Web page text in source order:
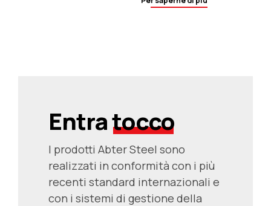
petrolifero e del gas.
Entratocco
I prodotti Abter Steel sono
realizzati in conformità con i più
recenti standard internazionali e
con i sistemi di gestione della